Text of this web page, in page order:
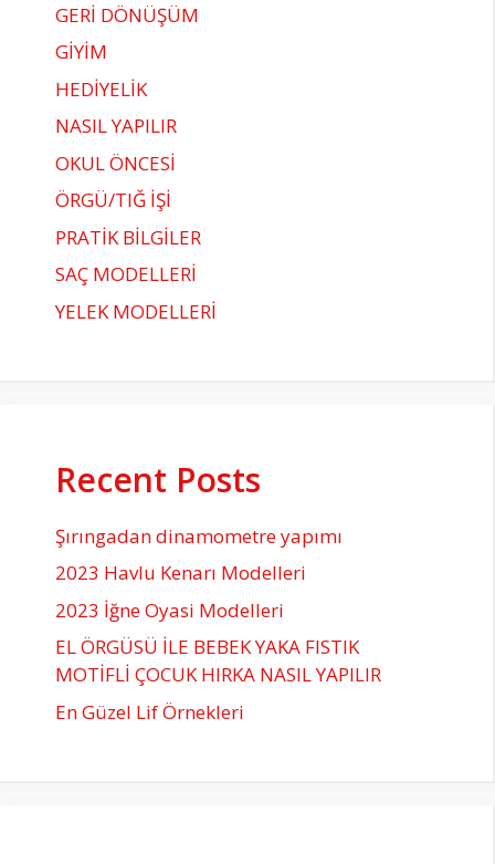
GERİ DÖNÜŞÜM
GİYİM
HEDİYELİK
NASIL YAPILIR
OKUL ÖNCESİ
ÖRGÜ/TIĞ İŞİ
PRATİK BİLGİLER
SAÇ MODELLERİ
YELEK MODELLERİ
Recent Posts
Şırıngadan dinamometre yapımı
2023 Havlu Kenarı Modelleri
2023 İğne Oyasi Modelleri
EL ÖRGÜSÜ İLE BEBEK YAKA FISTIK
MOTİFLİ ÇOCUK HIRKA NASIL YAPILIR
En Güzel Lif Örnekleri